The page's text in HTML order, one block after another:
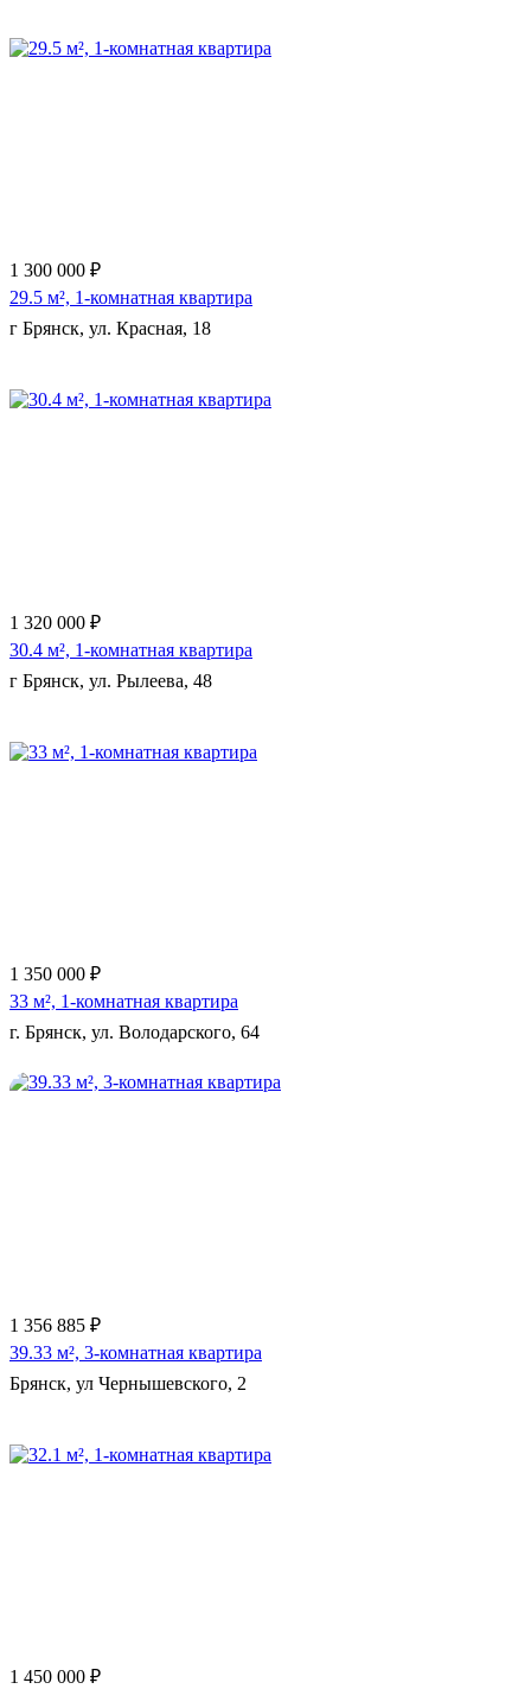
1 300 000 ₽
29.5 м², 1-комнатная квартира
г Брянск, ул. Красная, 18
1 320 000 ₽
30.4 м², 1-комнатная квартира
г Брянск, ул. Рылеева, 48
1 350 000 ₽
33 м², 1-комнатная квартира
г. Брянск, ул. Володарского, 64
1 356 885 ₽
39.33 м², 3-комнатная квартира
Брянск, ул Чернышевского, 2
1 450 000 ₽